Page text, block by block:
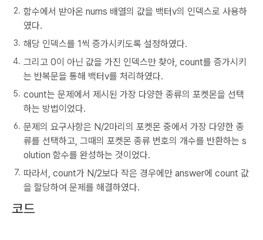
함수에서 받아온 nums 배열의 값을 백터v의 인덱스로 사용하
였다.
해당 인덱스를 1씩 증가시키도록 설정하였다.
그리고 0이 아닌 값을 가진 인덱스만 찾아, count를 증가시키
는 반복문을 통해 백터v를 처리하였다.
count는 문제에서 제시된 가장 다양한 종류의 포켓몬을 선택
하는 방법이었다.
문제의 요구사항은 N/2마리의 포켓몬 중에서 가장 다양한 종
류를 선택하고, 그때의 포켓몬 종류 번호의 개수를 반환하는 s
olution 함수를 완성하는 것이었다.
따라서, count가 N/2보다 작은 경우에만 answer에 count 값
을 할당하여 문제를 해결하였다.
코드